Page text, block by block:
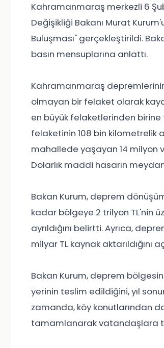
Kahramanmaraş merkezli 6
Değişikliği Bakanı Murat
Buluşması" gerçekleştirildi.
basın mensuplarına anlattı.
Kahramanmaraş
olmayan bir felaket olarak
en büyük felaketlerinden birine
felaketinin 108 bin kilometrelik
mahallede yaşayan 14 milyon
Dolarlık maddi hasarın
Bakan Kurum, deprem
kadar bölgeye 2 trilyon TL'nin
ayrıldığını belirtti. Ayrıca,
milyar TL kaynak aktarıldığını
Bakan Kurum, deprem
yerinin teslim edildiğini, yıl
zamanda, köy konutlarından
tamamlanarak vatandaşlara